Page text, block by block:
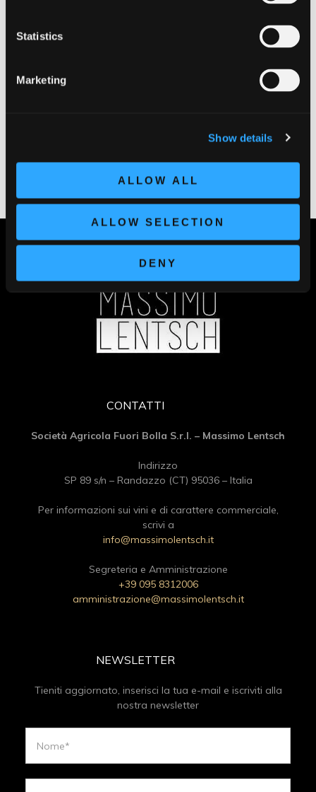
Statistics
Marketing
Show details
ALLOW ALL
ALLOW SELECTION
DENY
CONTATTI
Società Agricola Fuori Bolla S.r.l. – Massimo Lentsch
Indirizzo
SP 89 s/n – Randazzo (CT) 95036 – Italia
Per informazioni sui vini e di carattere commerciale,
scrivi a
info@massimolentsch.it
Segreteria e Amministrazione
+39 095 8312006
amministrazione@massimolentsch.it
NEWSLETTER
Tieniti aggiornato, inserisci la tua e-mail e iscriviti alla
nostra newsletter